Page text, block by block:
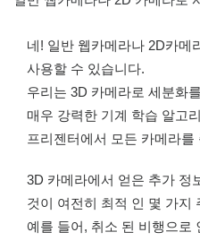
네! 일반 웹카메라나 2D카메
사용할 수 있습니다.
우리는 3D 카메라로 세분화
매우 강력한 기계 학습 알고
프리젠터에서 모든 카메라
3D 카메라에서 얻은 추가 정
것이 여전히 최적 인 몇 가지
예를 들어, 취소 된 비행으로